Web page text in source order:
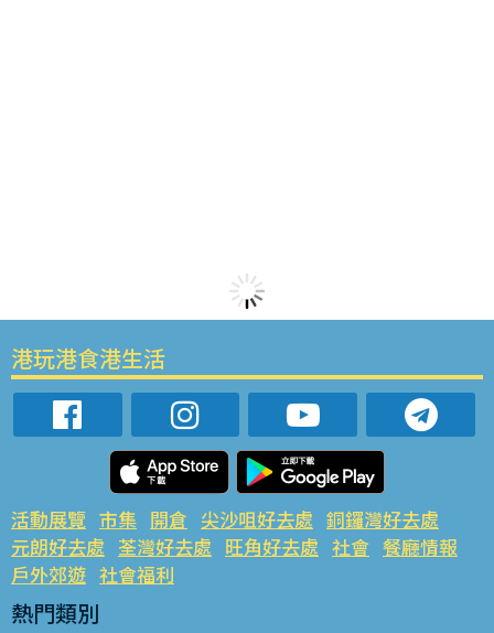
港玩港食港生活
活動展覽 市集 開倉 尖沙咀好去處 銅鑼灣好去處
元朗好去處 荃灣好去處 旺角好去處 社會 餐廳情報
戶外郊遊 社會福利
熱門類別